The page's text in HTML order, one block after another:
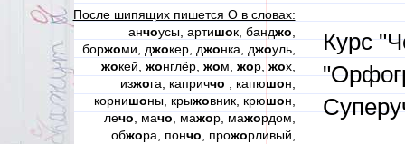
После шипящих пишется О в словах:
анчоусы, артишок, банджо
боржоми, джокер, джонка, джоуль,
жокей, жонглёр, жом, жор, жох,
изжога, каприччо , капюшон,
корнишоны, крыжовник, крюшон,
лечо , мачо , мажор, мажордом,
обжора, пончо, прожорливый,
Курс